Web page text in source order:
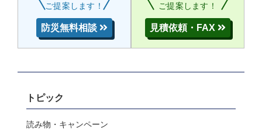
ご提案します！
防災無料相談
ご提案します！
見積依頼・FAX
トピック
読み物・キャンペーン